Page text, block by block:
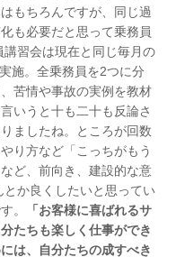
もちろんですが、同じ過
も必要だと思って乗務員
習会は現在と同じ毎月の
施。全乗務員を2つに分
苦情や事故の実例を教材
いうと十も二十も反論さ
ましたね。ところが回数
り方など「こっちがもう
ど、前向き、建設的な意
か良くしたいと思ってい
。
「お客様に喜ばれるサ
たちも楽しく仕事ができ
は、自分たちの成すべき